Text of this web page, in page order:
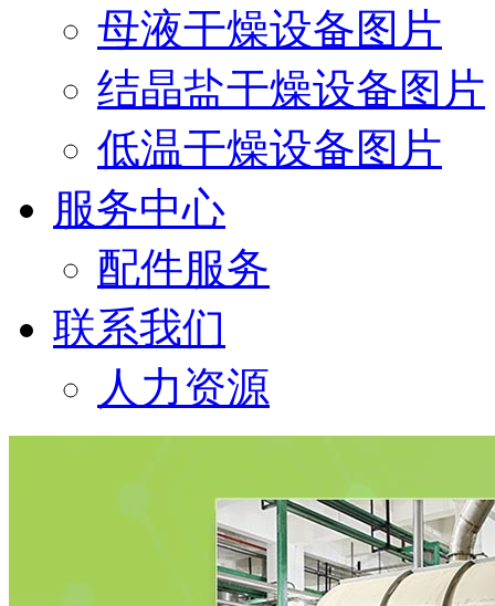
母液干燥设备图片
结晶盐干燥设备图片
低温干燥设备图片
服务中心
配件服务
联系我们
人力资源